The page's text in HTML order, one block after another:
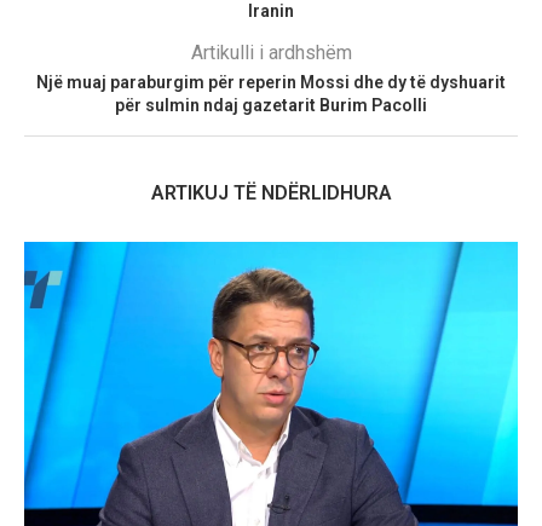
Iranin
Artikulli i ardhshëm
Një muaj paraburgim për reperin Mossi dhe dy të dyshuarit
për sulmin ndaj gazetarit Burim Pacolli
ARTIKUJ TË NDËRLIDHURA